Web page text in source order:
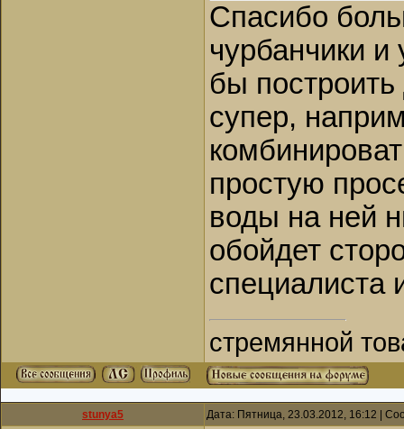
Спасибо
чурбанчики
бы построить
супер,
простую
воды на ней
обойдет
специалиста
стремянной
stunya5 Дата: Пятница, 23.03.2012, 16:12 |